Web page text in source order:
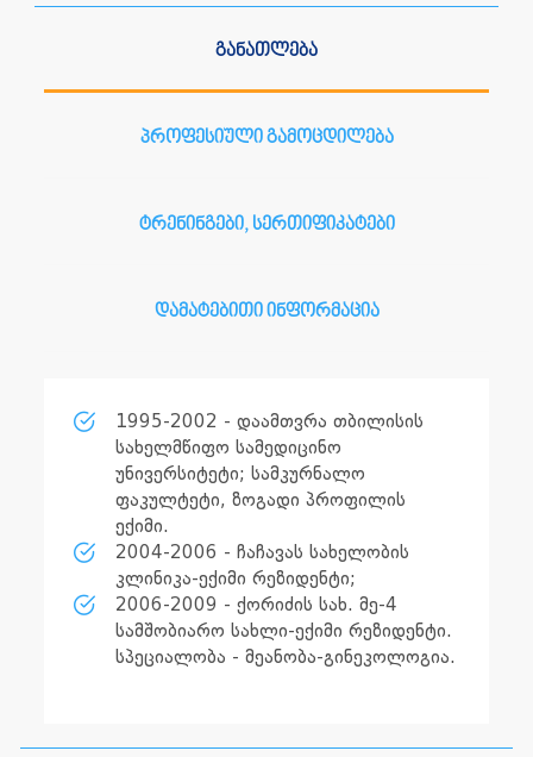
განათლება
პროფესიული გამოცდილება
ტრენინგები, სერთიფიკატები
დამატებითი ინფორმაცია
1995-2002 - დაამთვრა თბილისის
სახელმწიფო სამედიცინო
უნივერსიტეტი; სამკურნალო
ფაკულტეტი, ზოგადი პროფილის
ექიმი.
2004-2006 - ჩაჩავას სახელობის
კლინიკა-ექიმი რეზიდენტი;
2006-2009 - ქორიძის სახ. მე-4
სამშობიარო სახლი-ექიმი რეზიდენტი.
სპეციალობა - მეანობა-გინეკოლოგია.